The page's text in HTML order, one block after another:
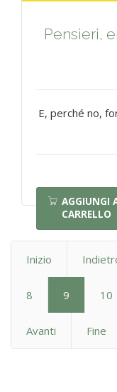
Pensieri,
E, perché no,
AGGIUNGI
CARRELLO
Inizio
8 9 10
Avanti Fine